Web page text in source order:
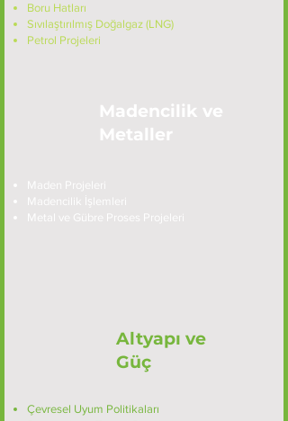
Boru Hatları
Sıvılaştırılmış Doğalgaz (LNG)
Petrol Projeleri
Madencilik ve
Metaller
Maden Projeleri
Madencilik İşlemleri
Metal ve Gübre Proses Projeleri
Altyapı ve
Güç
Çevresel Uyum Politikaları